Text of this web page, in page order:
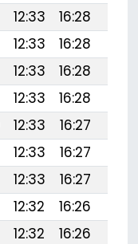
12:33 16:28
12:33 16:28
12:33 16:28
12:33 16:28
12:33 16:27
12:33 16:27
12:33 16:27
12:32 16:26
12:32 16:26